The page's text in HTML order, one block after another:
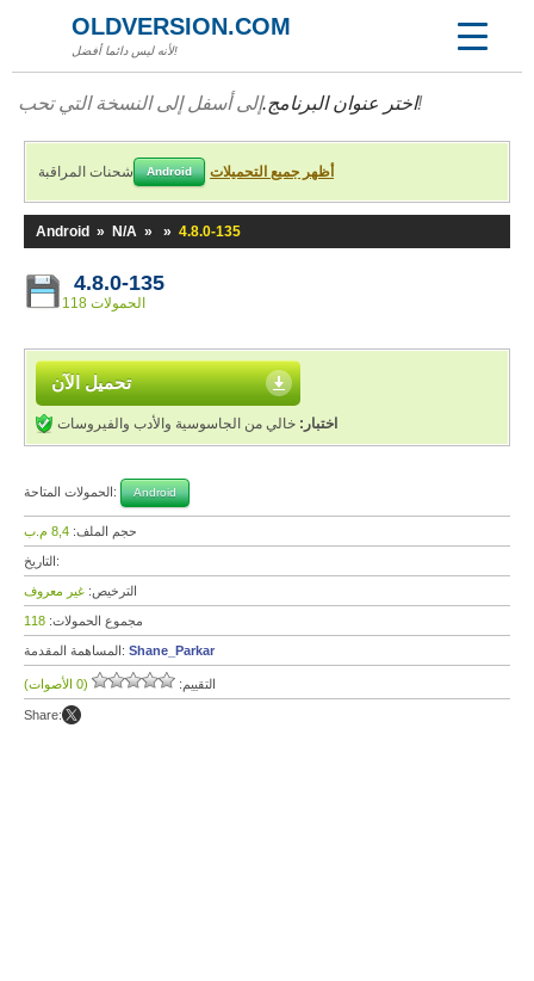
OLDVERSION.COM
لأنه ليس دائما أفضل!
اختر عنوان البرنامج.إلى أسفل إلى النسخة التي تحب!
شحنات المراقبة Android أظهر جميع التحميلات
Android » N/A » » 4.8.0-135
4.8.0-135
118 الحمولات
تحميل الآن
اختبار: خالي من الجاسوسية والأدب والفيروسات
الحمولات المتاحة: Android
حجم الملف: 8,4 م.ب
التاريخ:
الترخيص: غير معروف
مجموع الحمولات: 118
المساهمة المقدمة: Shane_Parkar
التقييم: (0 الأصوات)
Share: